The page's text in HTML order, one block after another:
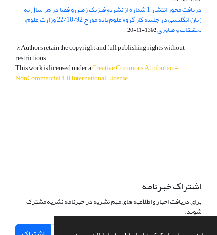
دریافت مجوز انتشار 1 شماره از نشریه فیزیک زمین و فضا در هر سال به
زبان انگلیسی در جلسه کار گروه علوم پایه مورخ 22/10/92 وزارت علوم،
تحقیقات و فناوری1392-11-20
© Authors retain the copyright and full publishing rights without
restrictions.
This work is licensed under aCreative Commons Attribution-
NonCommercial 4.0 International License.
اشتراک خبرنامه
برای دریافت اخبار و اطلاعیه های مهم نشریه در خبرنامه نشریه مشترک
شوید.